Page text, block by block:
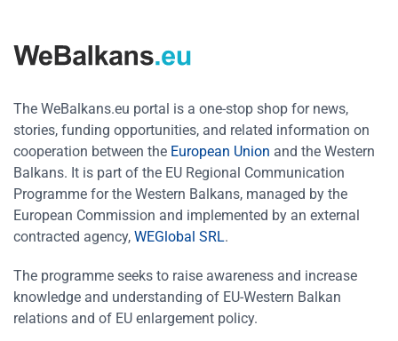
The WeBalkans.eu portal is a one-stop shop for news,
stories, funding opportunities, and related information on
cooperation between the European Union and the Western
Balkans. It is part of the EU Regional Communication
Programme for the Western Balkans, managed by the
European Commission and implemented by an external
contracted agency, WEGlobal SRL.
The programme seeks to raise awareness and increase
knowledge and understanding of EU-Western Balkan
relations and of EU enlargement policy.